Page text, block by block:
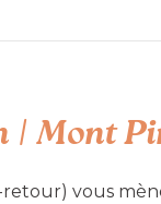
Mont
vous